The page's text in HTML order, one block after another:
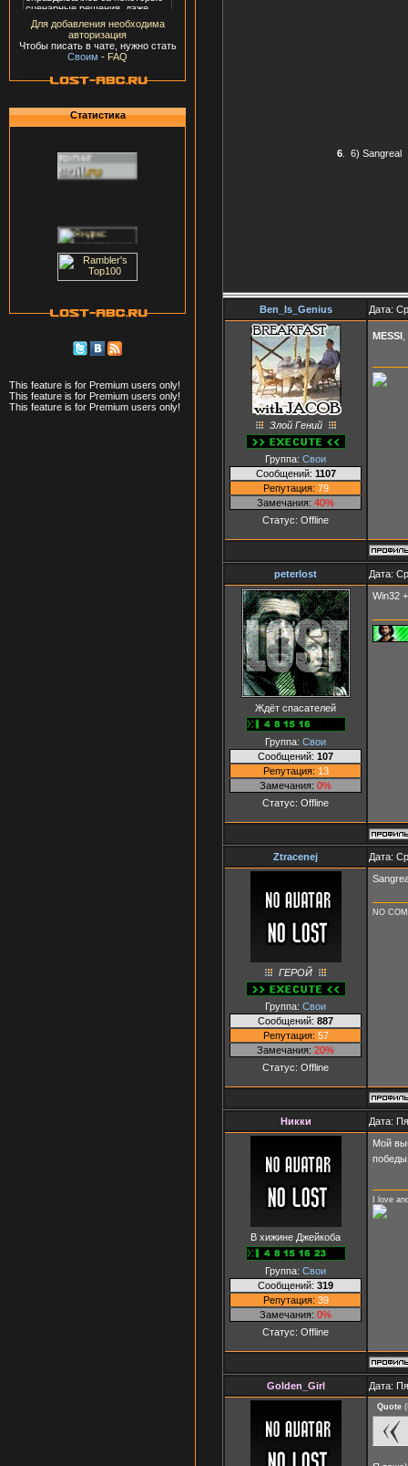
Для добавления необходима
авторизация
Чтобы писать в чате, нужно стать
Своим - FAQ
Статистика
This feature is for Premium users only!
This feature is for Premium users only!
This feature is for Premium users only!
6. 6) Sangreal
Ben_Is_Genius Дата:
Злой Гений
Группа: Свои
Сообщений: 1107
Репутация: 79
Замечания: 40%
Статус: Offline
MESSI
peterlost Дата:
Ждёт спасателей
Группа: Свои
Сообщений: 107
Репутация: 13
Замечания: 0%
Статус: Offline
Win32 +
Ztracenej Дата:
ГЕРОЙ
Группа: Свои
Сообщений: 887
Репутация: 57
Замечания: 20%
Статус: Offline
NO
Никки Дата:
В хижине Джейкоба
Группа: Свои
Сообщений: 319
Репутация: 39
Замечания: 0%
Статус: Offline
Мой
I love
Golden_Girl Дата:
Quote (